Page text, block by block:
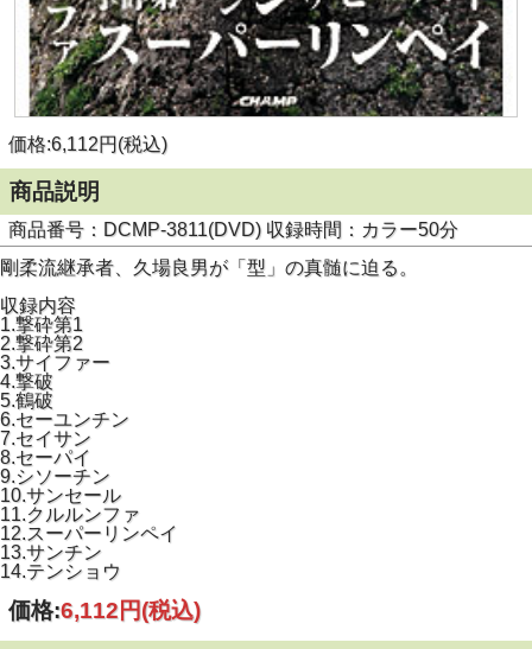
価格:6,112円(税込)
商品説明
商品番号：DCMP-3811(DVD) 収録時間：カラー50分
剛柔流継承者、久場良男が「型」の真髄に迫る。
収録内容
1.撃砕第1
2.撃砕第2
3.サイファー
4.撃破
5.鶴破
6.セーユンチン
7.セイサン
8.セーパイ
9.シソーチン
10.サンセール
11.クルルンファ
12.スーパーリンペイ
13.サンチン
14.テンショウ
価格:6,112円(税込)